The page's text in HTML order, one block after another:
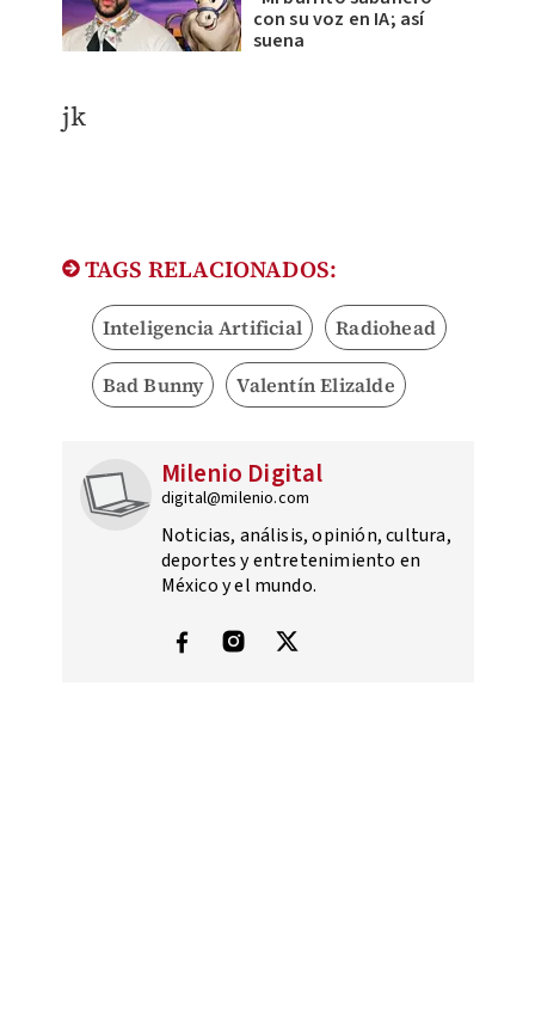
con su voz en IA; así
suena
jk
TAGS RELACIONADOS:
Inteligencia Artificial Radiohead
Bad Bunny Valentín Elizalde
Milenio Digital
digital@milenio.com
Noticias, análisis, opinión, cultura,
deportes y entretenimiento en
México y el mundo.